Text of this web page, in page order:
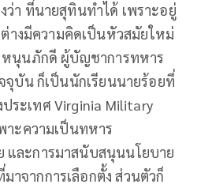
ว่า ที่นายสุทินทำได้ เพราะอยู่
างมีความคิดเป็นหัวสมัยใหม่
หนุนภักดี ผู้บัญชาการทหาร
จุบัน ก็เป็นนักเรียนนายร้อยที่
ระเทศ Virginia Military
ะความเป็นทหาร
และการมาสนับสนุนนโยบาย
าจากการเลือกตั้ง ส่วนตัวก็